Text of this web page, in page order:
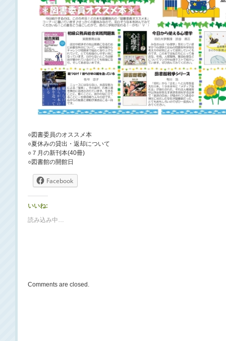
○図書委員のオススメ本
○夏休みの貸出・返却について
○７月の新刊本(40冊)
○図書館の開館日
Facebook
いいね:
読み込み中…
Comments are closed.